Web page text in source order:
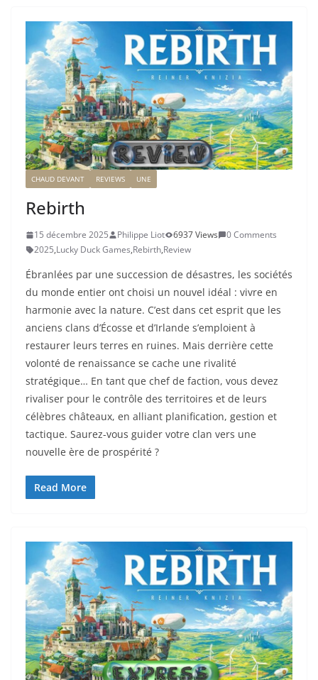
CHAUD DEVANT REVIEWS UNE
Rebirth
15 décembre 2025 Philippe Liot 6937 Views
0 Comments
2025,Lucky Duck Games,Rebirth,Review
Ébranlées par une succession de désastres, les sociétés
du monde entier ont choisi un nouvel idéal : vivre en
harmonie avec la nature. C’est dans cet esprit que les
anciens clans d’Écosse et d’Irlande s’emploient à
restaurer leurs terres en ruines. Mais derrière cette
volonté de renaissance se cache une rivalité
stratégique… En tant que chef de faction, vous devez
rivaliser pour le contrôle des territoires et de leurs
célèbres châteaux, en alliant planification, gestion et
tactique. Saurez-vous guider votre clan vers une
nouvelle ère de prospérité ?
Read More